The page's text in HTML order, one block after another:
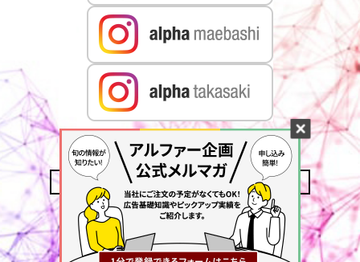
CONTACT US MAIL MAGAZINE
ACCESS
PRIVACY POLICY